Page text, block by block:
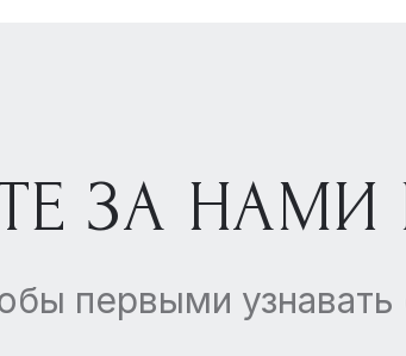
ЗА НАМИ
первыми